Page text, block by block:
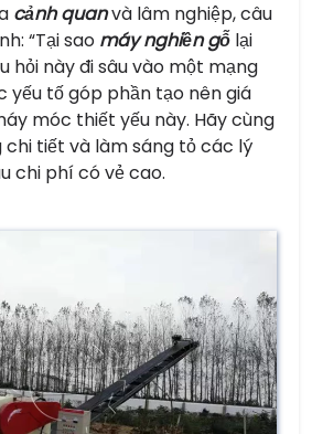
cảnh quanvà lâm nghiệp, câu
“Tại sao máy nghiền gỗ lại
hỏi này đi sâu vào một mạng
tố góp phần tạo nên giá
móc thiết yếu này. Hãy cùng
tiết và làm sáng tỏ các lý
chi phí có vẻ cao.